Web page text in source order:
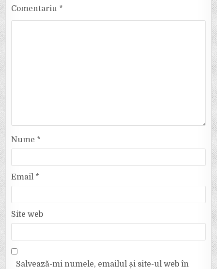
Comentariu *
Nume *
Email *
Site web
Salvează-mi numele, emailul și site-ul web în